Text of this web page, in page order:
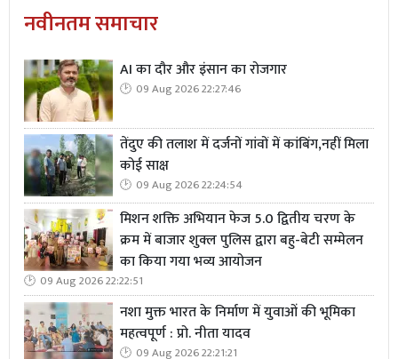
नवीनतम समाचार
AI का दौर और इंसान का रोजगार
09 Aug 2026 22:27:46
तेंदुए की तलाश में दर्जनों गांवों में कांबिंग,नहीं मिला
कोई साक्ष
09 Aug 2026 22:24:54
मिशन शक्ति अभियान फेज 5.0 द्वितीय चरण के
क्रम में बाजार शुक्ल पुलिस द्वारा बहु-बेटी सम्मेलन
का किया गया भव्य आयोजन
09 Aug 2026 22:22:51
नशा मुक्त भारत के निर्माण में युवाओं की भूमिका
महत्वपूर्ण : प्रो. नीता यादव
09 Aug 2026 22:21:21